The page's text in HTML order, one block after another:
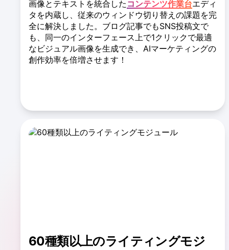
画像とテキストを統合した コンテンツ作業台エディ
タを内蔵し、従来のウィンドウ切り替えの課題を完
全に解決しました。ブログ記事でもSNS投稿文で
も、同一のインターフェース上で1クリックで最適
なビジュアル画像を生成でき、AIマーケティングの
創作効率を倍増させます！
60種類以上のライティングモジ